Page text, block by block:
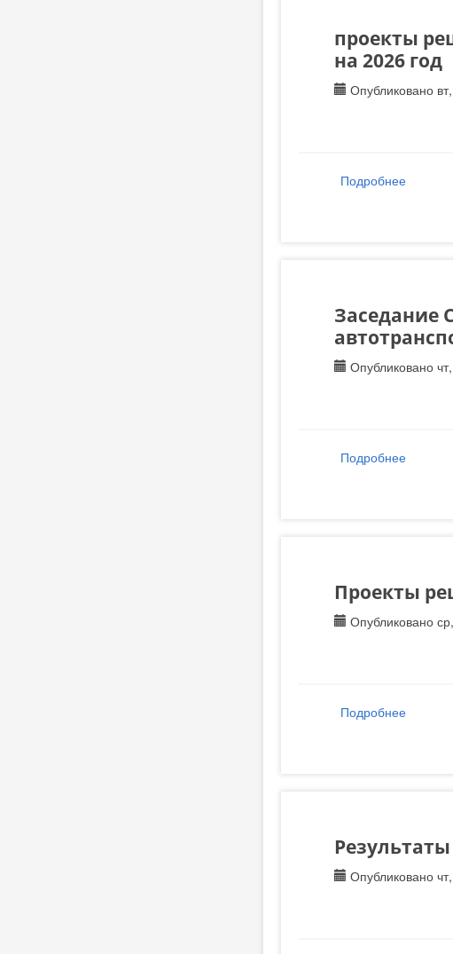
проекты
на 2026 год
Опубликовано
Подробнее
Заседание
Опубликовано
Подробнее
Проекты
Опубликовано
Подробнее
Опубликовано